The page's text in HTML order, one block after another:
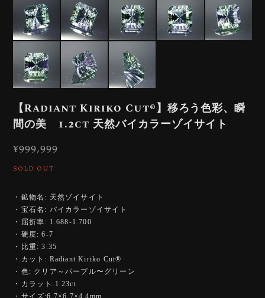
【Radiant Kiriko Cut®︎】移ろう色彩、瞬
間の美 1.2ct 天然バイカラーゾイサイト
¥999,999
SOLD OUT
・鉱物名: 天然ゾイサイト
・宝石名: バイカラーゾイサイト
・屈折率: 1.688-1.700
・硬度: 6-7
・比重: 3.35
・カット: Radiant Kiriko Cut®︎
・色: クリア～パープル〜グリーン
・カラット:1.23ct
・サイズ:6.7×6.7×4.4mm